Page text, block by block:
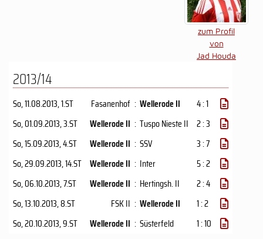
zum Profil
von
Jad Houda
2013/14
So, 11.08.2013, 1.ST Fasanenhof : Wellerode II
4 : 1
So, 01.09.2013, 3.ST Wellerode II : Tuspo Nieste II 2 : 3
So, 15.09.2013, 4.ST Wellerode II : SSV
3 : 7
So, 29.09.2013, 14.ST Wellerode II : Inter
5 : 2
So, 06.10.2013, 7.ST Wellerode II : Hertingsh. II
2 : 4
So, 13.10.2013, 8.ST FSK II : Wellerode II
1 : 2
So, 20.10.2013, 9.ST Wellerode II : Süsterfeld 1 : 10